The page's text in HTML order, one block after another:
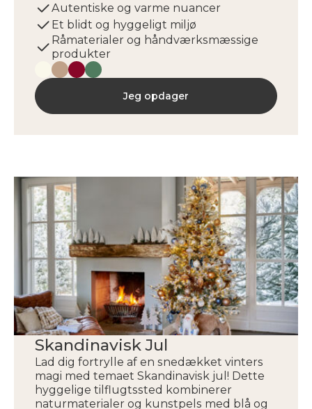
Autentiske og varme nuancer
Et blidt og hyggeligt miljø
Råmaterialer og håndværksmæssige
produkter
Jeg opdager
Skandinavisk Jul
Lad dig fortrylle af en snedækket vinters
magi med temaet Skandinavisk jul! Dette
hyggelige tilflugtssted kombinerer
naturmaterialer og kunstpels med blå og